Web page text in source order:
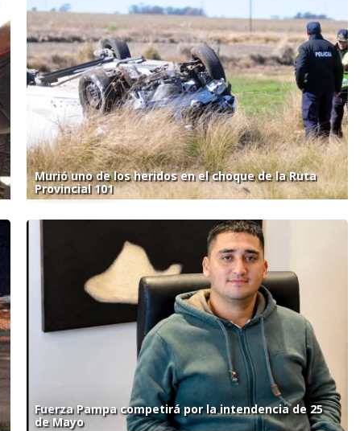
Murió uno de los heridos en el choque de la Ruta
Provincial 101
Fuerza Pampa competirá por la intendencia de 25
de Mayo